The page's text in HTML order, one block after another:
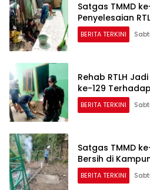
Satgas TMMD
Penyelesaian
BERITA TERKINI
Rehab RTLH
ke-129
BERITA TERKINI
Satgas TMMD
Bersih di
BERITA TERKINI